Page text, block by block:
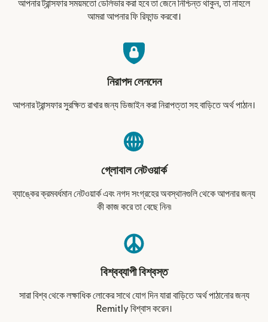
আপনার ট্রান্সফার সময়মতো ডেলিভার করা হবে তা জেনে নিশ্চিন্ত থাকুন, তা নাহলে
আমরা আপনার ফি রিফান্ড করবো।
নিরাপদ লেনদেন
আপনার ট্রান্সফার সুরক্ষিত রাখার জন্য ডিজাইন করা নিরাপত্তা সহ বাড়িতে অর্থ পাঠান।
গ্লোবাল নেটওয়ার্ক
ব্যাঙ্কের ক্রমবর্ধমান নেটওয়ার্ক এবং নগদ সংগ্রহের অবস্থানগুলি থেকে আপনার জন্য
কী কাজ করে তা বেছে নিন৷
বিশ্বব্যাপী বিশ্বস্ত
সারা বিশ্ব থেকে লক্ষাধিক লোকের সাথে যোগ দিন যারা বাড়িতে অর্থ পাঠানোর জন্য
Remitly বিশ্বাস করেন।